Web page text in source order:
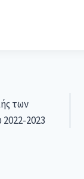
των
2023